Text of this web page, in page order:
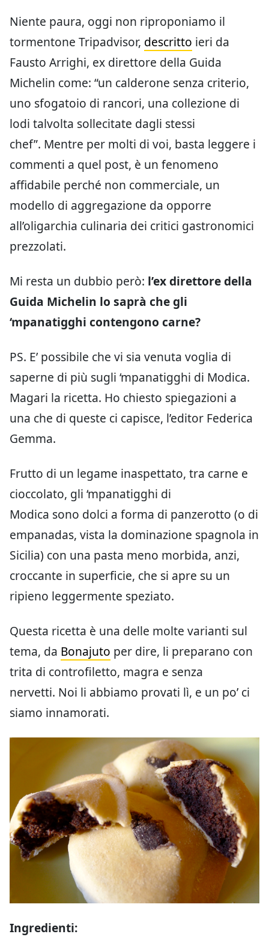
Niente paura, oggi non riproponiamo il
tormentone Tripadvisor, descritto ieri da
Fausto Arrighi, ex direttore della Guida
Michelin come: “un calderone senza criterio,
uno sfogatoio di rancori, una collezione di
lodi talvolta sollecitate dagli stessi
chef”. Mentre per molti di voi, basta leggere i
commenti a quel post, è un fenomeno
affidabile perché non commerciale, un
modello di aggregazione da opporre
all’oligarchia culinaria dei critici gastronomici
prezzolati.
Mi resta un dubbio però: l’ex direttore della
Guida Michelin lo saprà che gli
‘mpanatigghi contengono carne?
PS. E’ possibile che vi sia venuta voglia di
saperne di più sugli ‘mpanatigghi di Modica.
Magari la ricetta. Ho chiesto spiegazioni a
una che di queste ci capisce, l’editor Federica
Gemma.
Frutto di un legame inaspettato, tra carne e
cioccolato, gli ‘mpanatigghi di
Modica sono dolci a forma di panzerotto (o di
empanadas, vista la dominazione spagnola in
Sicilia) con una pasta meno morbida, anzi,
croccante in superficie, che si apre su un
ripieno leggermente speziato.
Questa ricetta è una delle molte varianti sul
tema, da Bonajuto per dire, li preparano con
trita di controfiletto, magra e senza
nervetti. Noi li abbiamo provati lì, e un po’ ci
siamo innamorati.
Ingredienti: